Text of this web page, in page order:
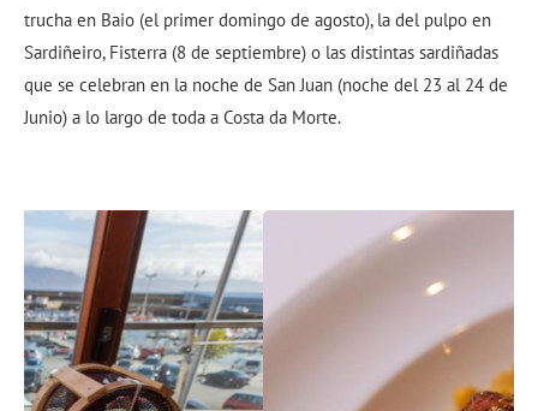
trucha en Baio (el primer domingo de agosto), la del pulpo en
Sardiñeiro, Fisterra (8 de septiembre) o las distintas sardiñadas
que se celebran en la noche de San Juan (noche del 23 al 24 de
Junio) a lo largo de toda a Costa da Morte.